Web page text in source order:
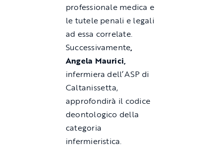
professionale medica e
le tutele penali e legali
ad essa correlate.
Successivamente,
Angela Maurici,
infermiera dell’ASP di
Caltanissetta,
approfondirà il codice
deontologico della
categoria
infermieristica.